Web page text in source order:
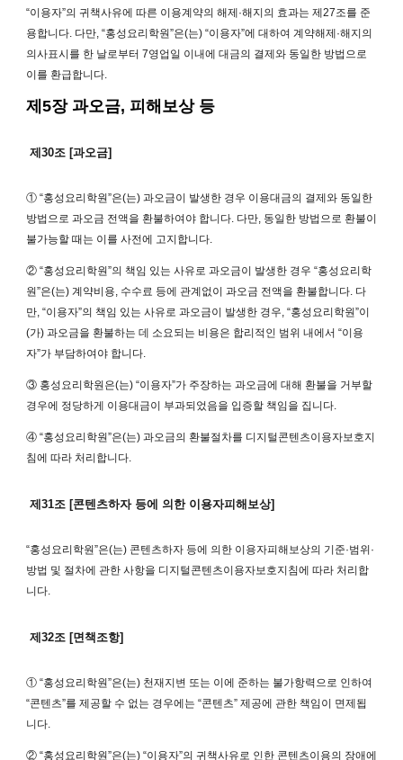
“이용자”의 귀책사유에 따른 이용계약의 해제·해지의 효과는 제27조를 준
용합니다. 다만, “홍성요리학원”은(는) “이용자”에 대하여 계약해제·해지의
의사표시를 한 날로부터 7영업일 이내에 대금의 결제와 동일한 방법으로
이를 환급합니다.
제5장 과오금, 피해보상 등
제30조 [과오금]
① “홍성요리학원”은(는) 과오금이 발생한 경우 이용대금의 결제와 동일한
방법으로 과오금 전액을 환불하여야 합니다. 다만, 동일한 방법으로 환불이
불가능할 때는 이를 사전에 고지합니다.
② “홍성요리학원”의 책임 있는 사유로 과오금이 발생한 경우 “홍성요리학
원”은(는) 계약비용, 수수료 등에 관계없이 과오금 전액을 환불합니다. 다
만, “이용자”의 책임 있는 사유로 과오금이 발생한 경우, “홍성요리학원”이
(가) 과오금을 환불하는 데 소요되는 비용은 합리적인 범위 내에서 “이용
자”가 부담하여야 합니다.
③ 홍성요리학원은(는) “이용자”가 주장하는 과오금에 대해 환불을 거부할
경우에 정당하게 이용대금이 부과되었음을 입증할 책임을 집니다.
④ “홍성요리학원”은(는) 과오금의 환불절차를 디지털콘텐츠이용자보호지
침에 따라 처리합니다.
제31조 [콘텐츠하자 등에 의한 이용자피해보상]
“홍성요리학원”은(는) 콘텐츠하자 등에 의한 이용자피해보상의 기준·범위·
방법 및 절차에 관한 사항을 디지털콘텐츠이용자보호지침에 따라 처리합
니다.
제32조 [면책조항]
① “홍성요리학원”은(는) 천재지변 또는 이에 준하는 불가항력으로 인하여
“콘텐츠”를 제공할 수 없는 경우에는 “콘텐츠” 제공에 관한 책임이 면제됩
니다.
② “홍성요리학원”은(는) “이용자”의 귀책사유로 인한 콘텐츠이용의 장애에